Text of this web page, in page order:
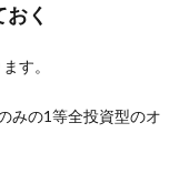
く
す。
みの1等全投資型のオ